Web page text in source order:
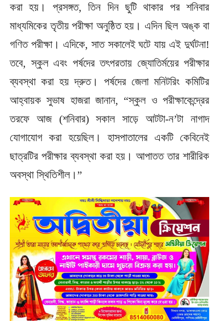
করা হয়। প্রসঙ্গত, তিন দিন ছুটি থাকার পর শনিবার
মাধ্যমিকের তৃতীয় পরীক্ষা অনুষ্ঠিত হয়। এদিন ছিল অঙ্ক বা
গণিত পরীক্ষা। এদিকে, সাত সকালেই ঘটে যায় এই দুর্ঘটনা!
তবে, স্কুল এবং পর্ষদের তৎপরতায় জ্যোতির্ময়ের পরীক্ষার
ব্যবস্থা করা হয় দ্রুত। পর্ষদের জেলা মনিটরিং কমিটির
আহ্বায়ক সুভাষ হাজরা জানান, “স্কুল ও পরীক্ষাকেন্দ্রের
তরফে আজ (শনিবার) সকাল সাড়ে আটটা-ন’টা নাগাদ
যোগাযোগ করা হয়েছিল। হাসপাতালের একটি কেবিনেই
ছাত্রটির পরীক্ষার ব্যবস্থা করা হয়। আপাতত তার শারীরিক
অবস্থা স্থিতিশীল।”